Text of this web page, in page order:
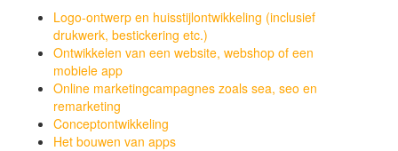
Logo-ontwerp en huisstijlontwikkeling (inclusief
drukwerk, bestickering etc.)
Ontwikkelen van een website, webshop of een
mobiele app
Online marketingcampagnes zoals sea, seo en
remarketing
Conceptontwikkeling
Het bouwen van apps